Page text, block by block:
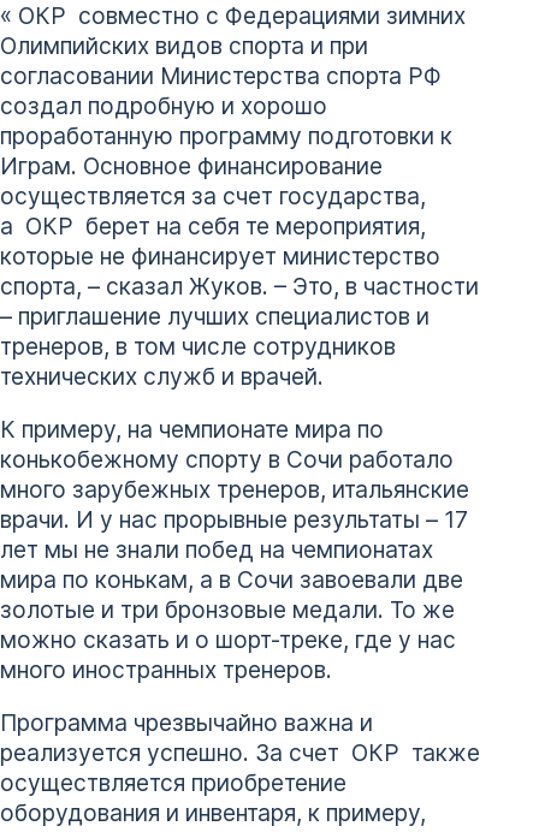
« ОКР совместно с Федерациями зимних
Олимпийских видов спорта и при
согласовании Министерства спорта РФ
создал подробную и хорошо
проработанную программу подготовки к
Играм. Основное финансирование
осуществляется за счет государства,
а ОКР берет на себя те мероприятия,
которые не финансирует министерство
спорта, – сказал Жуков. – Это, в частности
– приглашение лучших специалистов и
тренеров, в том числе сотрудников
технических служб и врачей.
К примеру, на чемпионате мира по
конькобежному спорту в Сочи работало
много зарубежных тренеров, итальянские
врачи. И у нас прорывные результаты – 17
лет мы не знали побед на чемпионатах
мира по конькам, а в Сочи завоевали две
золотые и три бронзовые медали. То же
можно сказать и о шорт-треке, где у нас
много иностранных тренеров.
Программа чрезвычайно важна и
реализуется успешно. За счет ОКР также
осуществляется приобретение
оборудования и инвентаря, к примеру,